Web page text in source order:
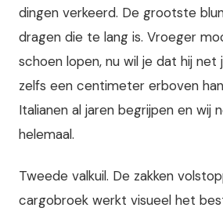
dingen verkeerd. De grootste
dragen die te lang is. Vroeger
schoen lopen, nu wil je dat hij
zelfs een centimeter erboven
Italianen al jaren begrijpen en wij
helemaal.
Tweede valkuil. De zakken
cargobroek werkt visueel het